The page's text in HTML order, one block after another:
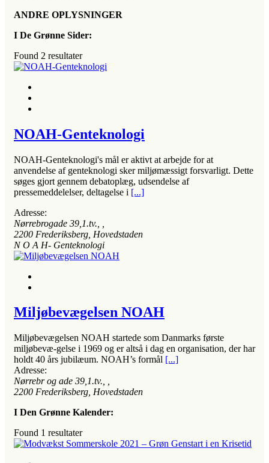
ANDRE OPLYSNINGER
I De Grønne Sider:
Found 2 resultater
NOAH-Genteknologi
NOAH-Genteknologi's mål er aktivt at arbejde for at
anvendelse af genteknologi sker miljømæssigt forsvarligt. Dette
søges gjort gennem debatoplæg, udsendelse af
pressemeddelelser, deltagelse i [...]
Adresse:
Nørrebrogade 39,1.tv.
2200 Frederiksberg, Hovedstaden
N O A H- Genteknologi
Miljøbevægelsen NOAH
Miljøbevægelsen NOAH startede som Danmarks første
miljøbevæ-gelse i 1969 og er altså i dag en organisation, der har
holdt 40 års jubilæum. NOAH’s formål [...]
Adresse:
Nørrebr og ade 39,1.tv.
2200 Frederiksberg, Hovedstaden
I Den Grønne Kalender:
Found 1 resultater